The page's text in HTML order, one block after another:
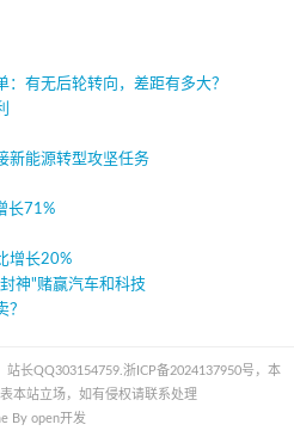
有无后轮转向，差距有多大？
新能源转型攻坚任务
长71%
增长20%
神"赌赢汽车和科技
？
站长QQ303154759.浙ICP备2024137950号 ，本
本站立场，如有侵权请联系处理
By open开发